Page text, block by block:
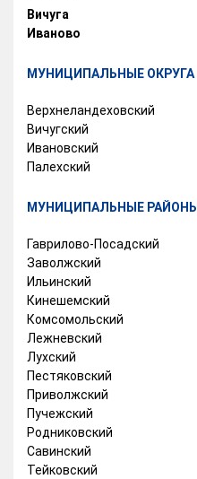
Вичуга
Иваново
МУНИЦИПАЛЬНЫЕ ОКРУГА
Верхнеландеховский
Вичугский
Ивановский
Палехский
МУНИЦИПАЛЬНЫЕ РАЙОНЫ
Гаврилово-Посадский
Заволжский
Ильинский
Кинешемский
Комсомольский
Лежневский
Лухский
Пестяковский
Приволжский
Пучежский
Родниковский
Савинский
Тейковский